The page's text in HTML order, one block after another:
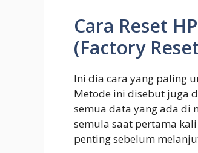
Cara Reset
(Factory
Ini dia cara yang paling
Metode ini disebut juga
semua data yang ada di
semula saat pertama
penting sebelum